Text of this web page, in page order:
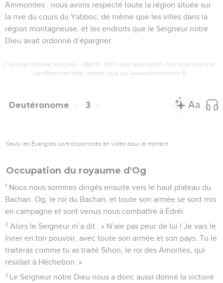
Ammonites : nous avons respecté toute la région située sur
la rive du cours du Yabboc, de même que les villes dans la
région montagneuse, et les endroits que le Seigneur notre
Dieu avait ordonné d’épargner.
© Société biblique française – Bibli’O, 1997, avec autorisation. Pour vous procurer
une Bible imprimée, rendez-vous sur www.editionsbiblio.fr
Deutéronome 3
Seuls les Évangiles sont disponibles en vidéo pour le moment.
Occupation du royaume d'Og
1 Nous nous sommes dirigés ensuite vers le haut plateau du
Bachan. Og, le roi du Bachan, et toute son armée se sont mis
en campagne et sont venus nous combattre à Édréi.
2 Alors le Seigneur m’a dit : « N’aie pas peur de lui ! Je vais le
livrer en ton pouvoir, avec toute son armée et son pays. Tu le
traiteras comme tu as traité Sihon, le roi des Amorites, qui
résidait à Hèchebon. »
3 Le Seigneur notre Dieu nous a donc aussi donné la victoire